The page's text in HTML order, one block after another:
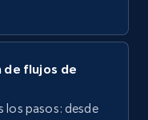
Initial
gratuita
flujos de
pasos: desde